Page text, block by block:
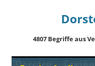
4807 Begriffe aus